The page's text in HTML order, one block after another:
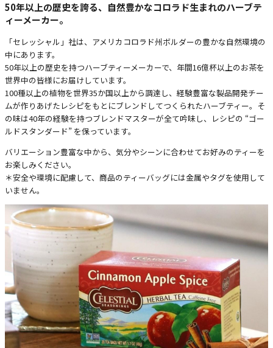
50年以上の歴史を誇る、自然豊かなコロラド生まれのハーブテ
ィーメーカー。
「セレッシャル」社は、アメリカコロラド州ボルダーの豊かな自然環境の
中にあります。
50年以上の歴史を持つハーブティーメーカーで、年間16億杯以上のお茶を
世界中の皆様にお届けしています。
100種以上の植物を世界35か国以上から調達し、経験豊富な製品開発チー
ムが作りあげたレシピをもとにブレンドしてつくられたハーブティー。そ
の味は40年の経験を持つブレンドマスターが全て吟味し、レシピの “ゴー
ルドスタンダード” を保っています。
バリエーション豊富な中から、気分やシーンに合わせてお好みのティーを
お楽しみください。
＊安全や環境に配慮して、商品のティーバッグには金属やタグを使用して
いません。